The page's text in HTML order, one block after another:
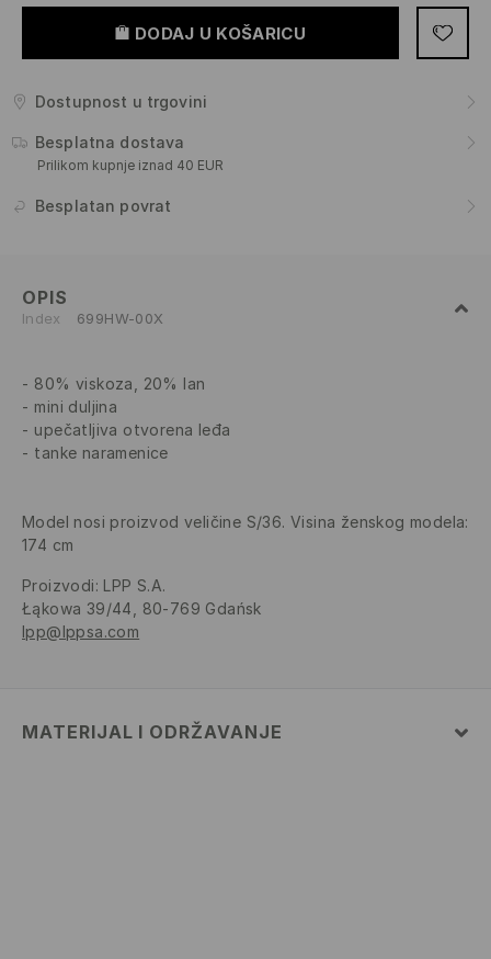
DODAJ U KOŠARICU
Dostupnost u trgovini
Besplatna dostava
Prilikom kupnje iznad 40 EUR
Besplatan povrat
OPIS
Index 699HW-00X
80% viskoza, 20% lan
mini duljina
upečatljiva otvorena leđa
tanke naramenice
Model nosi proizvod veličine S/36. Visina ženskog modela:
174 cm
Proizvodi: LPP S.A.
Łąkowa 39/44, 80-769 Gdańsk
lpp@lppsa.com
MATERIJAL I ODRŽAVANJE